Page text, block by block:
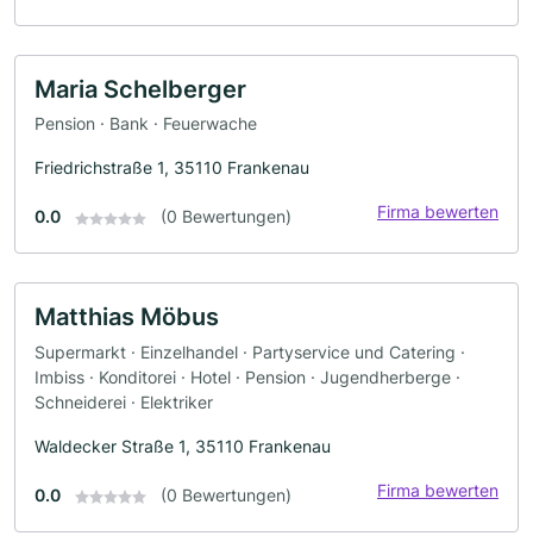
Maria Schelberger
Pension · Bank · Feuerwache
Friedrichstraße 1, 35110 Frankenau
0.0 (0 Bewertungen) Firma bewerten
Matthias Möbus
Supermarkt · Einzelhandel · Partyservice und Catering ·
Imbiss · Konditorei · Hotel · Pension · Jugendherberge ·
Schneiderei · Elektriker
Waldecker Straße 1, 35110 Frankenau
0.0 (0 Bewertungen) Firma bewerten